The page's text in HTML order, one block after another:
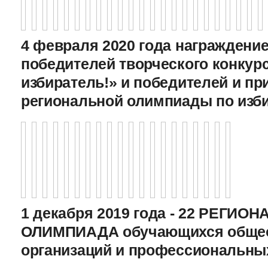
4 февраля 2020 года
победителей творческого
избиратель!» и победителей и
региональной олимпиады по
1 декабря 2019 года - 22
ОЛИМПИАДА обучающихся
организаций и